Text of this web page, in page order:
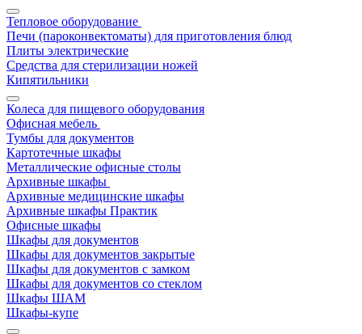
Тепловое оборудование
Печи (пароконвектоматы) для приготовления блюд
Плиты электрические
Средства для стерилизации ножей
Кипятильники
Колеса для пищевого оборудования
Офисная мебель
Тумбы для документов
Картотечные шкафы
Металлические офисные столы
Архивные шкафы
Архивные медицинские шкафы
Архивные шкафы Практик
Офисные шкафы
Шкафы для документов
Шкафы для документов закрытые
Шкафы для документов с замком
Шкафы для документов со стеклом
Шкафы ШАМ
Шкафы-купе